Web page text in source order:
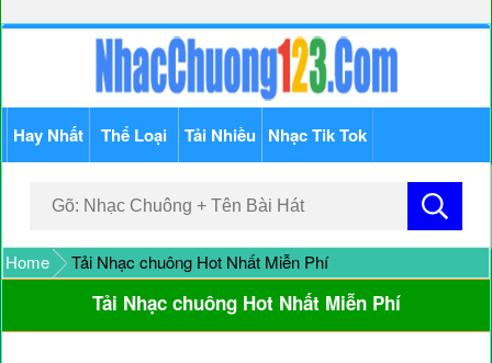
Hay Nhất Thể Loại Tải Nhiều Nhạc Tik Tok
Home Tải Nhạc chuông Hot Nhất Miễn Phí
Tải Nhạc chuông Hot Nhất Miễn Phí